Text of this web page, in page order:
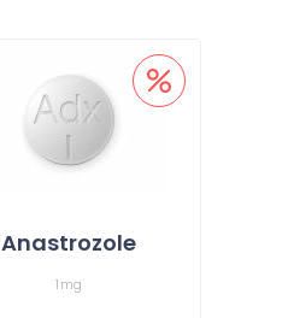
Anastrozole
1mg